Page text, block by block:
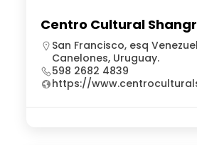
Centro Cultural
San Francisco, esq
Canelones, Uruguay.
598 2682 4839
https://